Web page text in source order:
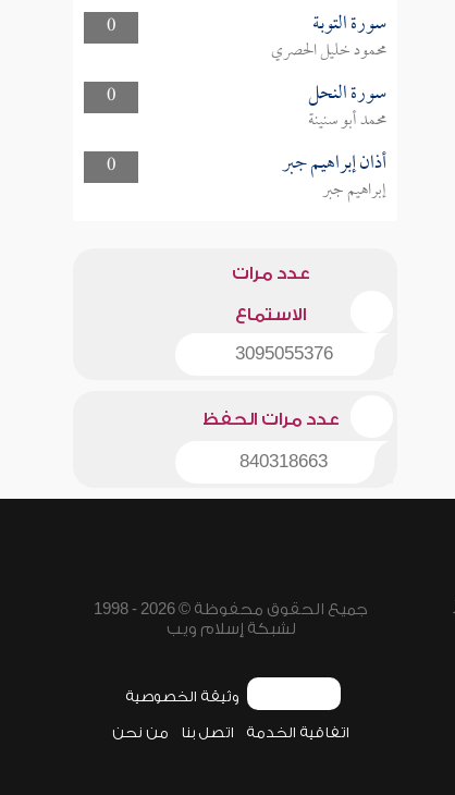
0
سورة التوبة
محمود خليل الحصري
0
سورة النحل
محمد أبو سنينة
0
أذان إبراهيم جبر
إبراهيم جبر
عدد مرات
الاستماع
3095055376
عدد مرات الحفظ
840318663
جميع الحقوق محفوظة © 2026 - 1998
لشبكة إسلام ويب
وثيقة الخصوصية
اتفاقية الخدمة اتصل بنا من نحن